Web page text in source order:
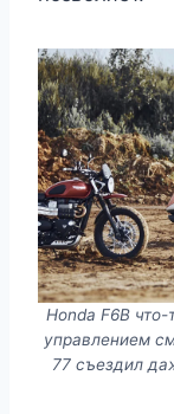
Honda F6B
управлением
77 съездил